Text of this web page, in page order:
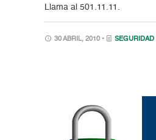
Llama al 501.11.11.
30 ABRIL, 2010 • SEGURIDAD